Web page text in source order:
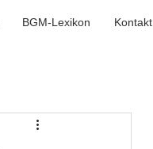
BGM-Lexikon Kontakt